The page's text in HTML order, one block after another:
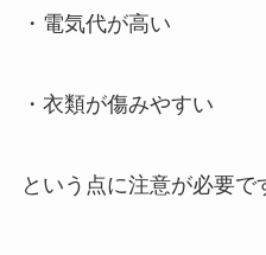
・電気代が高い
・衣類が傷みやすい
という点に注意が必要で